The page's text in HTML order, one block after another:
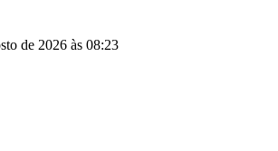
de 2026 às 08:23